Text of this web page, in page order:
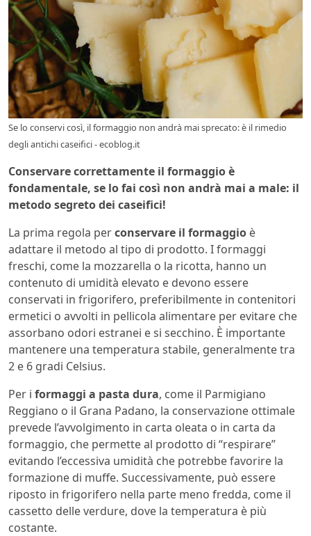
Se lo conservi così, il formaggio non andrà mai sprecato: è il rimedio
degli antichi caseifici - ecoblog.it
Conservare correttamente il formaggio è
fondamentale, se lo fai così non andrà mai a male: il
metodo segreto dei caseifici!
La prima regola perconservare il formaggio è
adattare il metodo al tipo di prodotto. I formaggi
freschi, come la mozzarella o la ricotta, hanno un
contenuto di umidità elevato e devono essere
conservati in frigorifero, preferibilmente in contenitori
ermetici o avvolti in pellicola alimentare per evitare che
assorbano odori estranei e si secchino. È importante
mantenere una temperatura stabile, generalmente tra
2 e 6 gradi Celsius.
Per i formaggi a pasta dura, come il Parmigiano
Reggiano o il Grana Padano, la conservazione ottimale
prevede l’avvolgimento in carta oleata o in carta da
formaggio, che permette al prodotto di “respirare”
evitando l’eccessiva umidità che potrebbe favorire la
formazione di muffe. Successivamente, può essere
riposto in frigorifero nella parte meno fredda, come il
cassetto delle verdure, dove la temperatura è più
costante.